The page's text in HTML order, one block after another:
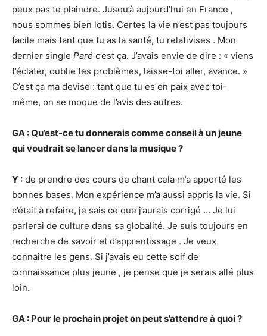
peux pas te plaindre. Jusqu’à aujourd’hui en France ,
nous sommes bien lotis. Certes la vie n’est pas toujours
facile mais tant que tu as la santé, tu relativises . Mon
dernier single Paré c’est ça. J’avais envie de dire : « viens
t’éclater, oublie tes problèmes, laisse-toi aller, avance. »
C’est ça ma devise : tant que tu es en paix avec toi-
même, on se moque de l’avis des autres.
GA : Qu’est-ce tu donnerais comme conseil à un jeune
qui voudrait se lancer dans la musique?
Y : de prendre des cours de chant cela m’a apporté les
bonnes bases. Mon expérience m’a aussi appris la vie. Si
c’était à refaire, je sais ce que j’aurais corrigé … Je lui
parlerai de culture dans sa globalité. Je suis toujours en
recherche de savoir et d’apprentissage . Je veux
connaitre les gens. Si j’avais eu cette soif de
connaissance plus jeune , je pense que je serais allé plus
loin.
GA : Pour le prochain projet on peut s’attendre à quoi?